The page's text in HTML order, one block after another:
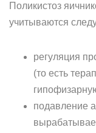
Поликистоз
учитываются
регуляция
(то есть
подавление